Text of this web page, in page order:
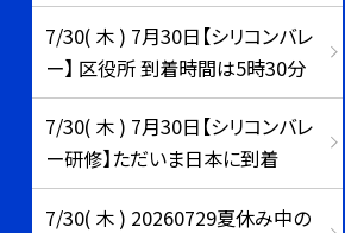
7/30( 木 ) 7月30日【シリコンバレ
ー】 区役所 到着時間は5時30分
7/30( 木 ) 7月30日【シリコンバレ
ー研修】ただいま日本に到着
7/30( 木 ) 20260729夏休み中の